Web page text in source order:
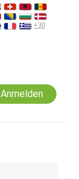
+30
Anmelden